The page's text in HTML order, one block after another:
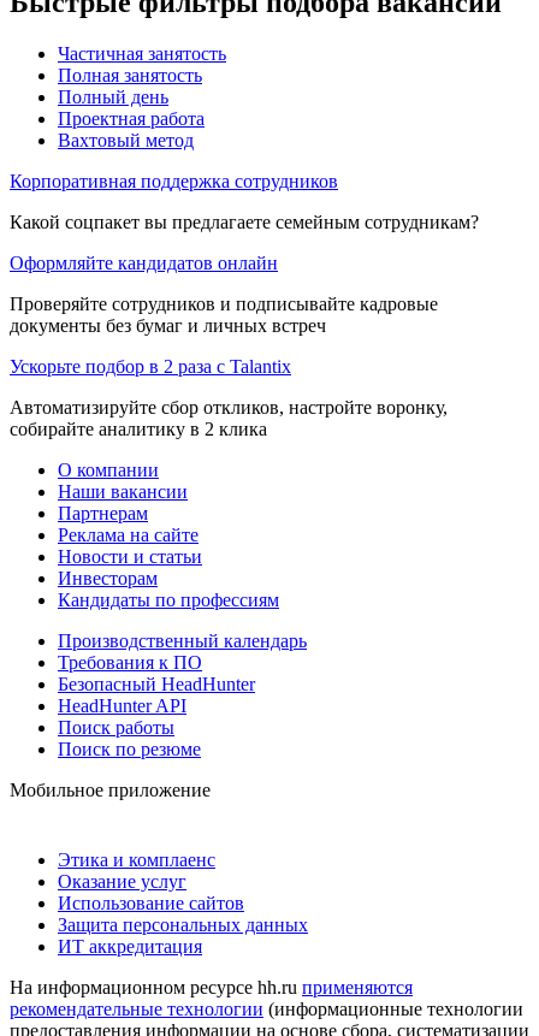
Частичная занятость
Полная занятость
Полный день
Проектная работа
Вахтовый метод
Корпоративная поддержка сотрудников
Какой соцпакет вы предлагаете семейным сотрудникам?
Оформляйте кандидатов онлайн
Проверяйте сотрудников и подписывайте кадровые
документы без бумаг и личных встреч
Ускорьте подбор в 2 раза с Talantix
Автоматизируйте сбор откликов, настройте воронку,
собирайте аналитику в 2 клика
О компании
Наши вакансии
Партнерам
Реклама на сайте
Новости и статьи
Инвесторам
Кандидаты по профессиям
Производственный календарь
Требования к ПО
Безопасный HeadHunter
HeadHunter API
Поиск работы
Поиск по резюме
Мобильное приложение
Этика и комплаенс
Оказание услуг
Использование сайтов
Защита персональных данных
ИТ аккредитация
На информационном ресурсе hh.ru применяются
рекомендательные технологии (информационные технологии
предоставления информации на основе сбора, систематизации